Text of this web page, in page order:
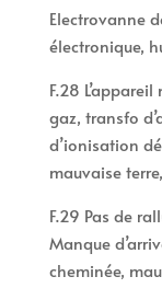
Electrovanne
électronique,
F.28
gaz, transfo
d’ionisation
mauvaise
F.29 Pas de
Manque
cheminée,